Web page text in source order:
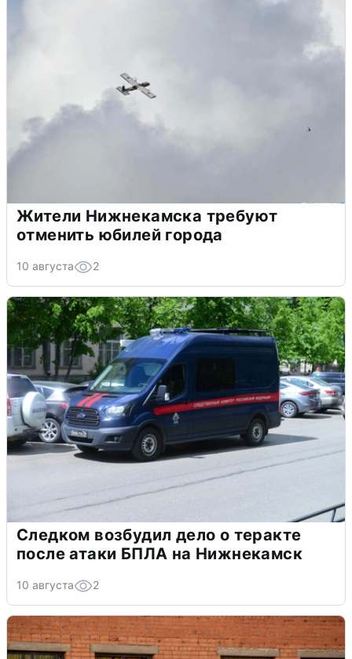
Жители Нижнекамска требуют
отменить юбилей города
10 августа 2
Следком возбудил дело о теракте
после атаки БПЛА на Нижнекамск
10 августа 2